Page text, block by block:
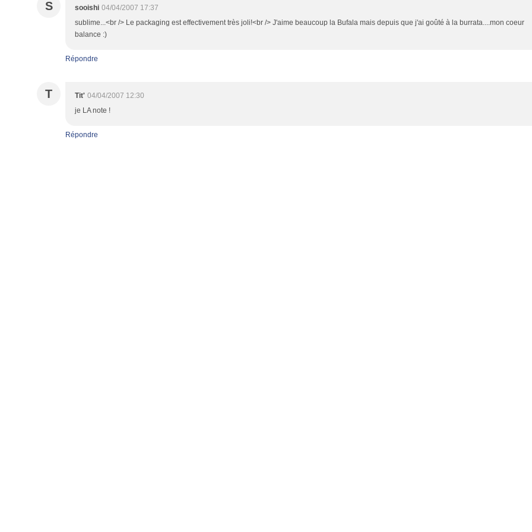
S sooishi 04/04/2007 17:37
sublime...<br /> Le packaging est effectivement très joli!<br /> J'aime beaucoup la Bufala mais depuis que j'ai goûté à la burrata....mon coeur
balance :)
Répondre
T Tit' 04/04/2007 12:30
je LA note !
Répondre